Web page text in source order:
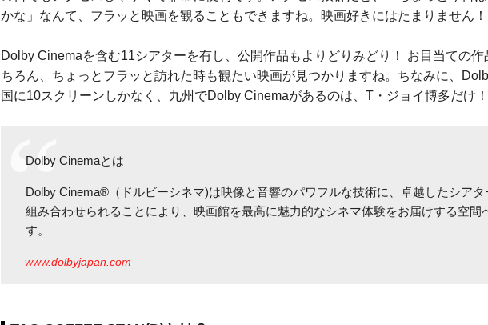
かな」なんて、フラッと映画を観ることもできますね。映画好きにはたまりません！
Dolby Cinemaを含む11シアターを有し、公開作品もよりどりみどり！ お目当ての作
ちろん、ちょっとフラッと訪れた時も観たい映画が見つかりますね。ちなみに、
国に10スクリーンしかなく、九州でDolby Cinemaがあるのは、T・ジョイ博多だけ！
Dolby Cinemaとは
Dolby Cinema®︎（ドルビーシネマ)は映像と音響のパワフルな技術に、卓越したシア
組み合わせられることにより、映画館を最高に魅力的なシネマ体験をお届けする空間
す。
www.dolbyjapan.com